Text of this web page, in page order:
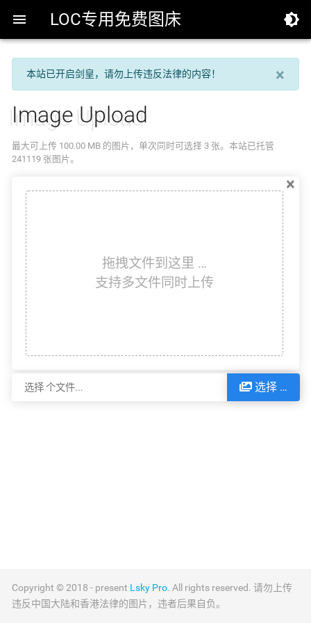
 LOC专用免费图床 
×
本站已开启剑皇，请勿上传违反法律的内容！
Image Upload
最大可上传 100.00 MB 的图片，单次同时可选择 3 张。本站已托管
241119 张图片。
×
拖拽文件到这里 …
支持多文件同时上传
选择 …
Copyright © 2018 - present Lsky Pro. All rights reserved. 请勿上传
违反中国大陆和香港法律的图片，违者后果自负。